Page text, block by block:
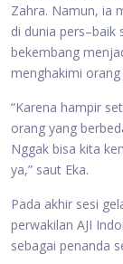
Zahra. Namun, ia
di dunia pers–baik
bekembang
menghakimi orang
“Karena hampir
orang yang
Nggak bisa kita
ya,” saut Eka.
Pada akhir sesi
perwakilan AJI
sebagai penanda